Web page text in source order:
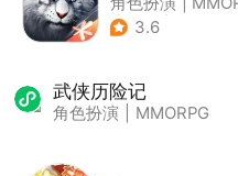
| 奇幻
3.6
武侠历险记
角色扮演 MMORPG